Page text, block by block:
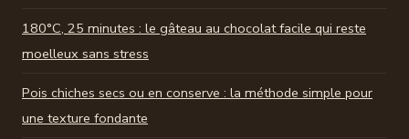
180°C, 25 minutes : le gâteau au chocolat facile qui reste
moelleux sans stress
Pois chiches secs ou en conserve : la méthode simple pour
une texture fondante